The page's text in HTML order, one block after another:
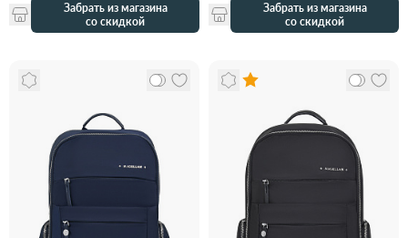
Забрать из магазина
со скидкой
Забрать из магазина
со скидкой